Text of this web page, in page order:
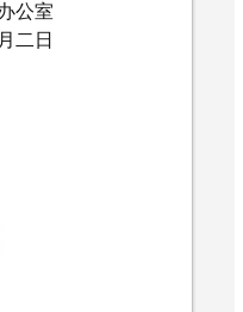
公室
二日